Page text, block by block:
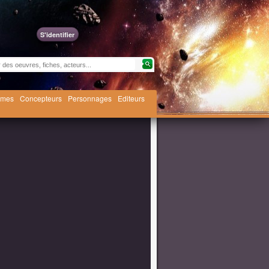
S'identifier
Concepteurs Personnages
Editeurs